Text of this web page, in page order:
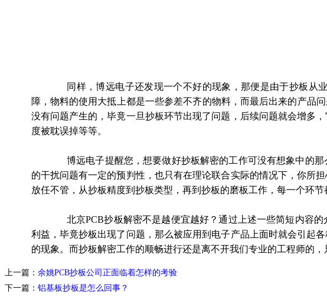
同样，博远电子还发现一个不好的现象，那便是由于抄板从业
障，物料的使用大抵上都是一些参差不齐的物料，而最后出来的产品
没有问题产生的，毕竟一旦抄板环节出现了问题，后续问题就会增多
度被耽误掉等等。
博远电子提醒您，想要做好抄板解密的工作可没有想象中的那
的干扰问题有一定的预判性，也只有在理论联合实际的情况下，你所
放任不管，从抄板精度到抄板类型，再到抄板的磨板工作，每一个环
北京PCB抄板解密不是越便宜越好？通过上述一些简短内容
利益，毕竟抄板出现了问题，那么被应用到电子产品上面时就会引起
的现象。而抄板解密工作的顺畅进行还是离不开我们专业的工程师的
上一篇： 余姚PCB抄板公司正面临着怎样的考验
下一篇： 铝基板抄板是怎么回事？